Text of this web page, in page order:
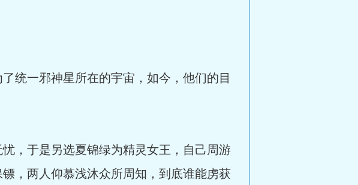
一邪神星所在的宇宙，如今，他们的目
，于是另选夏锦绿为精灵女王，自己周游
，两人仰慕浅沐众所周知，到底谁能虏获